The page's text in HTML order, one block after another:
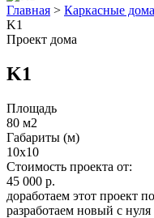
Главная > Каркасные дома
K1
Проект дома
K1
Площадь
80 м2
Габариты (м)
10x10
Стоимость проекта от:
45 000 р.
доработаем этот проект
разработаем новый с нуля